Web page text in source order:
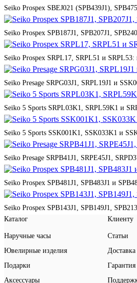
Seiko Prospex SBEJ021 (SPB439J1),
Seiko Prospex SPB187J1, SPB207J1,
Seiko Prospex SRPL17, SRPL51 и
Seiko Presage SRPG03J1, SRPL19J1 и
Seiko 5 Sports SRPL03K1, SRPL59K1 и
Seiko 5 Sports SSK001K1, SSK033K1 и
Seiko Presage SRPB41J1, SRPE45J1,
Seiko Prospex SPB481J1, SPB483J1 и
Seiko Prospex SPB143J1, SPB149J1,
Каталог
Наручные часы
Ювелирные изделия
Подарки
Аксессуары
Клиенту
Статьи
Доставка
Гарантия